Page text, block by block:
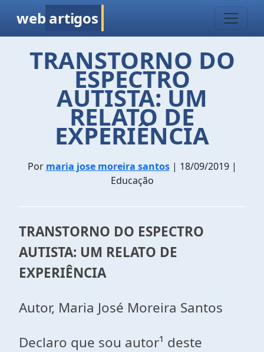
web artigos
TRANSTORNO DO
ESPECTRO
AUTISTA: UM
RELATO DE
EXPERIÊNCIA
Por maria jose moreira santos| 18/09/2019 |
Educação
TRANSTORNO DO ESPECTRO
AUTISTA: UM RELATO DE
EXPERIÊNCIA
Autor, Maria José Moreira Santos
Declaro que sou autor¹ deste